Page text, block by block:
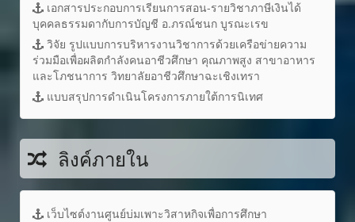
เอกสารประกอบการเรียนการสอน-รายวิชาภาษีเงินได้
บุคคลธรรมดากับการบัญชี อ.ภรณ์ชนก บูรณะเรข
วิจัย รูปแบบการบริหารงานวิชาการด้วยเครือข่ายความ
ร่วมมือเพื่อผลิตกำลังคนอาชีวศึกษา คุณภาพสูง สาขาอาหาร
และโภชนาการ วิทยาลัยอาชีวศึกษาฉะเชิงเทรา
แบบสรุปการดำเนินโครงการภายใต้การนิเทศ
ลิงค์ภายใน
เว็บไซต์งานศูนย์บ่มเพาะวิสาหกิจเพื่อการศึกษา